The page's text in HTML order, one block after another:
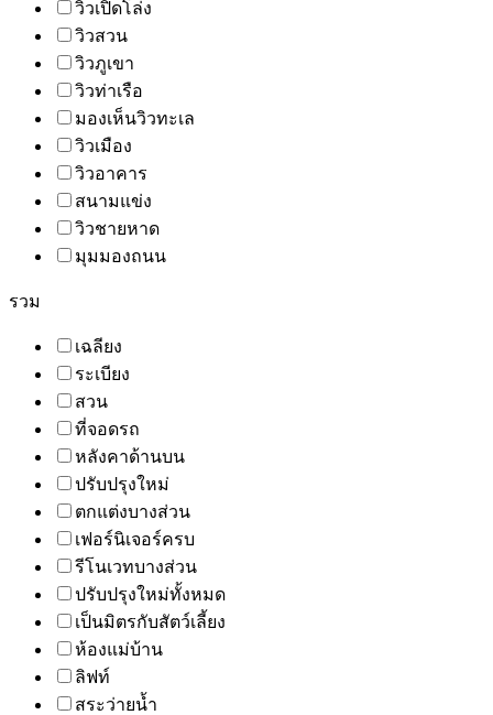
วิวเปิดโล่ง
วิวสวน
วิวภูเขา
วิวท่าเรือ
มองเห็นวิวทะเล
วิวเมือง
วิวอาคาร
สนามแข่ง
วิวชายหาด
มุมมองถนน
รวม
เฉลียง
ระเบียง
สวน
ที่จอดรถ
หลังคาด้านบน
ปรับปรุงใหม่
ตกแต่งบางส่วน
เฟอร์นิเจอร์ครบ
รีโนเวทบางส่วน
ปรับปรุงใหม่ทั้งหมด
เป็นมิตรกับสัตว์เลี้ยง
ห้องแม่บ้าน
ลิฟท์
สระว่ายน้ำ